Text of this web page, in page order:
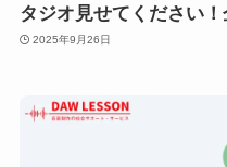
タジオ見せてください
2025年9月26日